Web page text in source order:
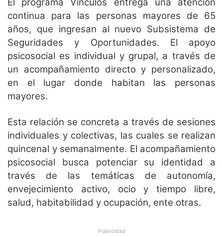
continua para las personas mayores de 65
años, que ingresan al nuevo Subsistema de
Seguridades y Oportunidades. El apoyo
psicosocial es individual y grupal, a través de
un acompañamiento directo y personalizado,
en el lugar donde habitan las personas
mayores.
Esta relación se concreta a través de sesiones
individuales y colectivas, las cuales se realizan
quincenal y semanalmente. El acompañamiento
psicosocial busca potenciar su identidad a
través de las temáticas de autonomía,
envejecimiento activo, ocio y tiempo libre,
salud, habitabilidad y ocupación, ente otras.
Publicidad